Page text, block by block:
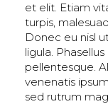
et elit. Etiam
turpis,
Donec eu nisl
ligula.
pellentesque.
venenatis
sed rutrum